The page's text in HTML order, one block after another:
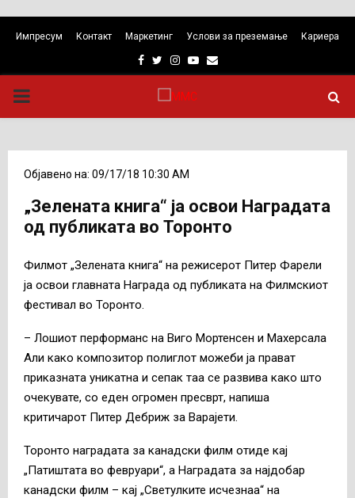
Импресум Контакт Маркетинг Услови за преземање Кариера
Facebook
TwitterInstagram
Youtube
Email
PRIMARY
Објавено на: 09/17/18 10:30 AM
„Зелената книга“ ја освои Наградата
од публиката во Торонто
Филмот „Зелената книга“ на режисерот Питер Фарели
ја освои главната Награда од публиката на Филмскиот
фестивал во Торонто.
– Лошиот перформанс на Виго Мортенсен и Махерсала
Али како композитор полиглот можеби ја прават
приказната уникатна и сепак таа се развива како што
очекувате, со еден огромен пресврт, напиша
критичарот Питер Дебриж за Варајети.
Торонто наградата за канадски филм отиде кај
„Патиштата во февруари“, а Наградата за најдобар
канадски филм – кај „Светулките исчезнаа“ на